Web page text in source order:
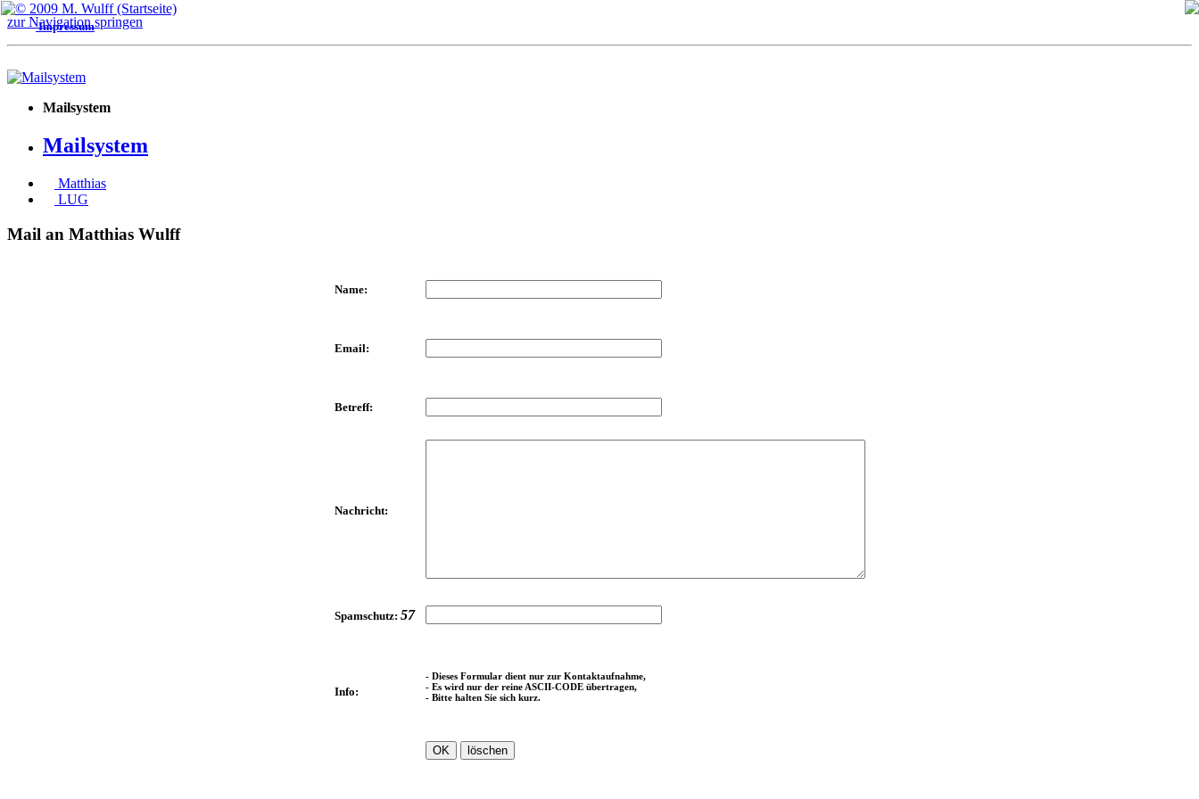
zur Navigation springen
Mailsystem
Mailsystem
Matthias
LUG
Mail an Matthias Wulff
Name:
Email:
Betreff:
Nachricht:
Spamschutz: 57
Info:
- Dieses Formular dient nur zur Kontaktaufnahme,
- Es wird nur der reine ASCII-CODE übertragen,
- Bitte halten Sie sich kurz.
Impressum